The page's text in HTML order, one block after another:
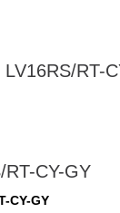
RT-
CY-GY
CY-GY